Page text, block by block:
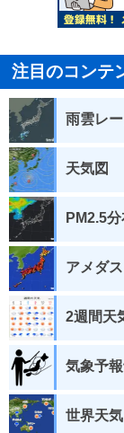
注目のコンテ
雨雲レ
天気図
PM2.5
アメダス
2週間天
気象予
世界天気